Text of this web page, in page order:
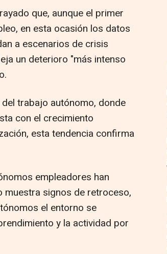
que, aunque el primer
en esta ocasión los datos
a escenarios de crisis
un deterioro "más intenso
trabajo autónomo, donde
con el crecimiento
esta tendencia confirma
empleadores han
muestra signos de retroceso,
el entorno se
y la actividad por